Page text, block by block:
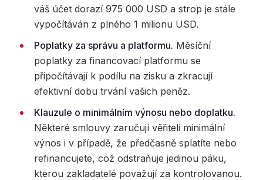
váš účet dorazí 975 000 USD a strop je stále
vypočítáván z plného 1 milionu USD.
Poplatky za správu a platformu. Měsíční
poplatky za financovací platformu se
připočítávají k podílu na zisku a zkracují
efektivní dobu trvání vašich peněz.
Klauzule o minimálním výnosu nebo doplatku.
Některé smlouvy zaručují věřiteli minimální
výnos i v případě, že předčasně splatíte nebo
refinancujete, což odstraňuje jedinou páku,
kterou zakladatelé považují za kontrolovanou.